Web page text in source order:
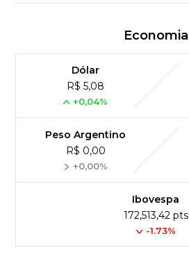
Economia
Dólar
R$ 5,08
+0,04%
Peso Argentino
R$ 0,00
+0,00%
Ibovespa
172,513,42 pts
-1.73%